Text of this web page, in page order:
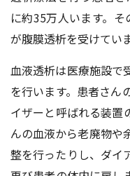
に約35万人います。
が腹膜透析を受けていま
血液透析は医療施設で
を行います。患者さん
イザーと呼ばれる装置
んの血液から老廃物や
整を行ったりし、ダイ